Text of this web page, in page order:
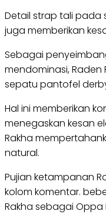
Detail strap tali pada
juga memberikan
Sebagai
mendominasi, Raden
sepatu pantofel
Hal ini memberikan
menegaskan kesan
Rakha
natural.
Pujian ketampanan
kolom komentar.
Rakha sebagai Oppa